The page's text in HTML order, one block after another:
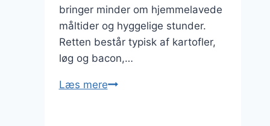
bringer minder om hjemmelavede
måltider og hyggelige stunder.
Retten består typisk af kartofler,
løg og bacon,…
Læs mereBrændende